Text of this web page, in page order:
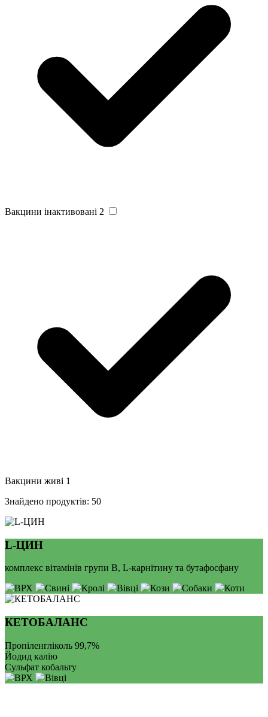
Вакцини інактивовані 2
Вакцини живі 1
Знайдено продуктів: 50
L-ЦИН
комплекс вітамінів групи В, L-карнітину та бутафосфану
КЕТОБАЛАНС
Пропіленгліколь 99,7%
Йодид калію
Сульфат кобальту